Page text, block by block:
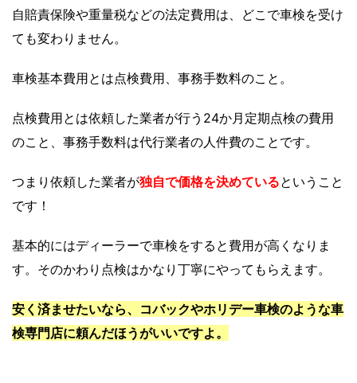
自賠責保険や重量税などの法定費用は、どこで車検を受け
ても変わりません。
車検基本費用とは点検費用、事務手数料のこと。
点検費用とは依頼した業者が行う24か月定期点検の費用
のこと、事務手数料は代行業者の人件費のことです。
つまり依頼した業者が独自で価格を決めているということ
です！
基本的にはディーラーで車検をすると費用が高くなりま
す。そのかわり点検はかなり丁寧にやってもらえます。
安く済ませたいなら、コバックやホリデー車検のような車
検専門店に頼んだほうがいいですよ。